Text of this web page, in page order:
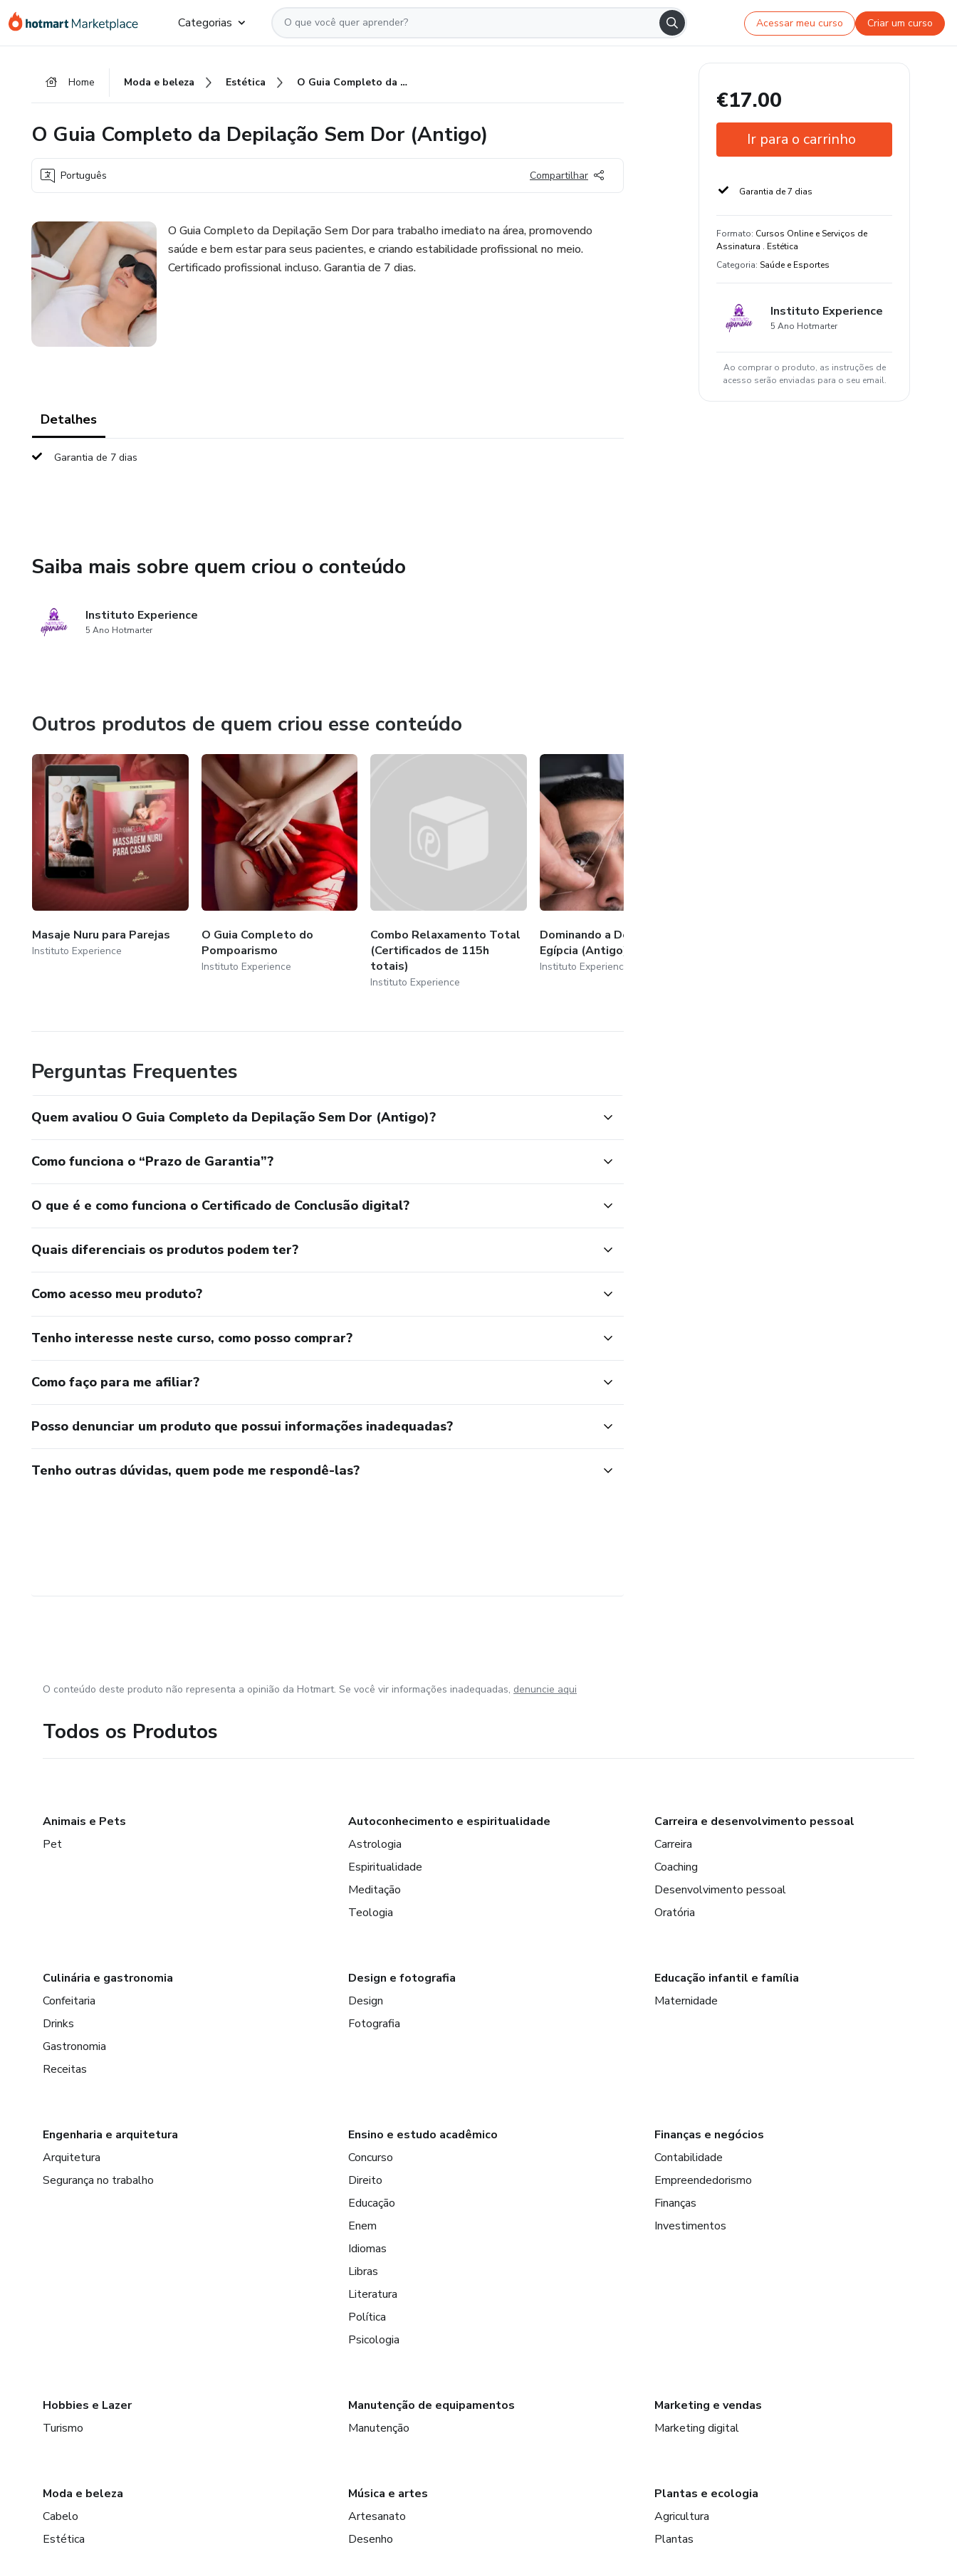
para
para
para
Categorias Acessar meu curso Criar um curso
Home Moda e beleza Estética O Guia Completo da Depilação Sem Dor (Antigo)
O Guia Completo da Depilação Sem Dor (Antigo)
Português Compartilhar
O Guia Completo da Depilação Sem Dor para trabalho imediato na área, promovendo
saúde e bem estar para seus pacientes, e criando estabilidade profissional no meio.
Certificado profissional incluso. Garantia de 7 dias.
Detalhes
Garantia de 7 dias
Saiba mais sobre quem criou o conteúdo
Instituto Experience
5 Ano Hotmarter
Outros produtos de quem criou esse conteúdo
Masaje Nuru para Parejas
Instituto Experience
O Guia Completo do
Pompoarismo
Instituto Experience
Combo Relaxamento Total
(Certificados de 115h
totais)
Instituto Experience
Dominando a Depilação
Egípcia (Antigo)
Instituto Experience
Perguntas Frequentes
Quem avaliou O Guia Completo da Depilação Sem Dor (Antigo)?
Como funciona o “Prazo de Garantia”?
O que é e como funciona o Certificado de Conclusão digital?
Quais diferenciais os produtos podem ter?
Como acesso meu produto?
Tenho interesse neste curso, como posso comprar?
Como faço para me afiliar?
Posso denunciar um produto que possui informações inadequadas?
Tenho outras dúvidas, quem pode me respondê-las?
€17.00
Ir para o carrinho
Garantia de 7 dias
Formato: Cursos Online e Serviços de
Assinatura . Estética
Categoria: Saúde e Esportes
Instituto Experience
5 Ano Hotmarter
Ao comprar o produto, as instruções de
acesso serão enviadas para o seu email.
O conteúdo deste produto não representa a opinião da Hotmart. Se você vir informações inadequadas, denuncie aqui
Todos os Produtos
Animais e Pets
Pet
Autoconhecimento e espiritualidade
Astrologia
Espiritualidade
Meditação
Teologia
Carreira e desenvolvimento pessoal
Carreira
Coaching
Desenvolvimento pessoal
Oratória
Culinária e gastronomia
Confeitaria
Drinks
Gastronomia
Receitas
Design e fotografia
Design
Fotografia
Educação infantil e família
Maternidade
Engenharia e arquitetura
Arquitetura
Segurança no trabalho
Ensino e estudo acadêmico
Concurso
Direito
Educação
Enem
Idiomas
Libras
Literatura
Política
Psicologia
Finanças e negócios
Contabilidade
Empreendedorismo
Finanças
Investimentos
Hobbies e Lazer
Turismo
Manutenção de equipamentos
Manutenção
Marketing e vendas
Marketing digital
Moda e beleza
Cabelo
Estética
Música e artes
Artesanato
Desenho
Plantas e ecologia
Agricultura
Plantas